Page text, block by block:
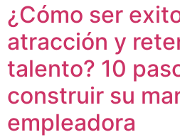
¿Cómo ser
atracción y
talento? 10
construir su
empleadora